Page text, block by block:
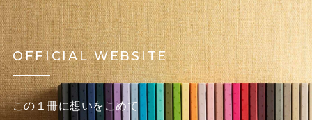
OFFICIAL WEBSITE
この１冊に想いをこめて